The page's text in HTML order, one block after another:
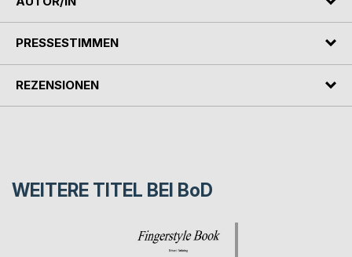
PRESSESTIMMEN
REZENSIONEN
WEITERE TITEL BEI BoD